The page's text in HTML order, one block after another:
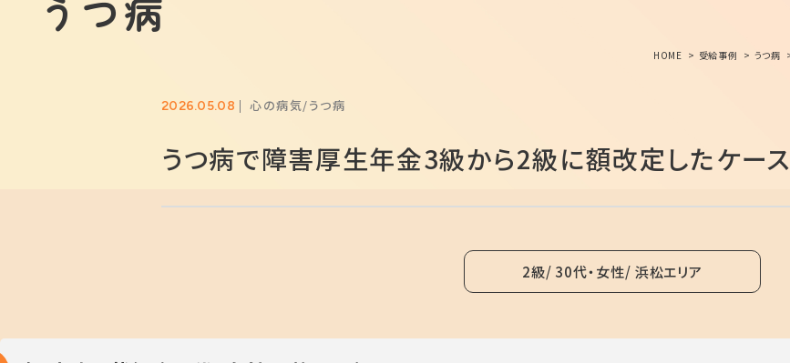
HOME 受給事例 うつ病
2026.05.08 心の病気 うつ病
うつ病で障害厚生年金3級から2級に額改定したケース
2級 30代・女性 浜松エリア